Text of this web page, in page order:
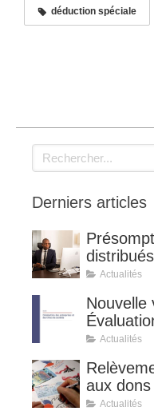
déduction spéciale
Rechercher
Derniers articles
l'affaire
Actualités
Nouvelle
titres de
Actualités
aux
Actualités